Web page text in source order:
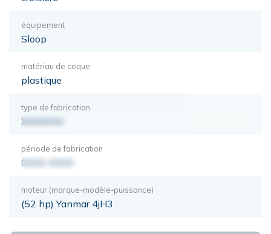
équipement
Sloop
matériau de coque
plastique
type de fabrication
XXXXXXX
période de fabrication
0000-0000
moteur (marque-modèle-puissance)
(52 hp) Yanmar 4jH3